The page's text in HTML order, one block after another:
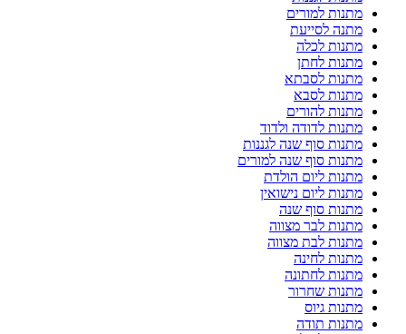
מתנות למורים
מתנה לסייעת
מתנות לכלה
מתנות לחתן
מתנות לסבתא
מתנות לסבא
מתנות להורים
מתנות לדודה ולדוד
מתנות סוף שנה לגננות
מתנות סוף שנה למורים
מתנות ליום הולדת
מתנות ליום נישואין
מתנות סוף שנה
מתנות לבר מצווה
מתנות לבת מצווה
מתנות לחינה
מתנות לחתונה
מתנות שחרור
מתנות גיוס
מתנות תודה